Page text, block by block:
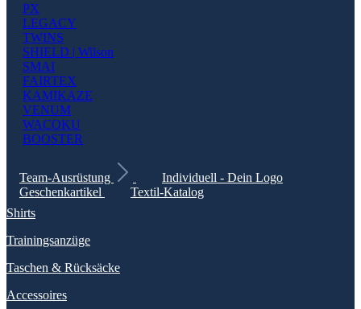
PX
LEGACY
TWINS
SHIELD | Wilson
SMAI
FAIRTEX
KAMIKAZE
VENUM
WACOKU
BOOSTER
Team-Ausrüstung
Individuell - Dein Logo
Geschenkartikel
Textil-Katalog
Shirts
Trainingsanzüge
Taschen & Rücksäcke
Accessoires